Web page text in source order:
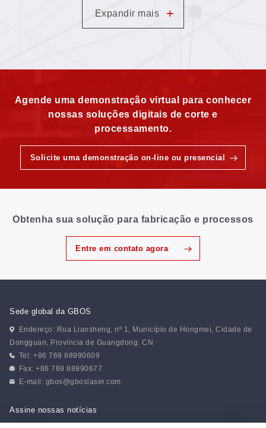
Expandir mais +
Agende uma demonstração virtual para conhecer
nossas soluções digitais de corte e
processamento.
Solicite uma demonstração on-line ou presencial
Obtenha sua solução para fabricação e processos
Entre em contato agora
Sede global da GBOS
Endereço: Rua Liansheng, nº 1, Município de Hongmei, Cidade de
Dongguan, Província de Guangdong. CN
Tel: +86 769 88990609
Fax: +86 769 88990677
E-mail: gbos@gboslaser.com
Assine nossas notícias